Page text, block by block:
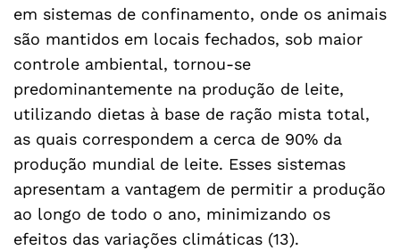
em sistemas de confinamento, onde os animais
são mantidos em locais fechados, sob maior
controle ambiental, tornou-se
predominantemente na produção de leite,
utilizando dietas à base de ração mista total,
as quais correspondem a cerca de 90% da
produção mundial de leite. Esses sistemas
apresentam a vantagem de permitir a produção
ao longo de todo o ano, minimizando os
efeitos das variações climáticas (13).